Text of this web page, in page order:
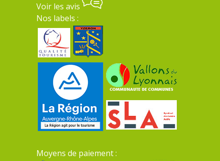
Voir les avis
Nos labels :
Moyens de paiement :